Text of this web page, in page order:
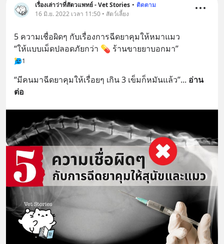
เรื่องเล่าว่าที่สัตวแพทย์ - Vet Stories • ติดตาม
16 มิ.ย. 2022 เวลา 11:50 • สัตว์เลี้ยง
5 ความเชื่อผิดๆ กับเรื่องการฉีดยาคุมให้หมาแมว
“ให้แบบเม็ดปลอดภัยกว่า 💊 ร้านขายยาบอกมา”
1
“มีคนมาฉีดยาคุมให้เรื่อยๆ เกิน 3 เข็มก็หมันแล้ว”... อ่าน
ต่อ